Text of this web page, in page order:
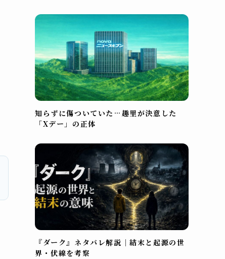
知らずに傷ついていた…趣里が決意した
「Xデー」の正体
『ダーク』ネタバレ解説｜結末と起源の世
界・伏線を考察